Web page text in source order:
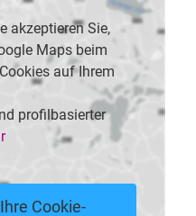
akzeptieren Sie,
Maps beim
auf Ihrem
profilbasierter
Cookie-